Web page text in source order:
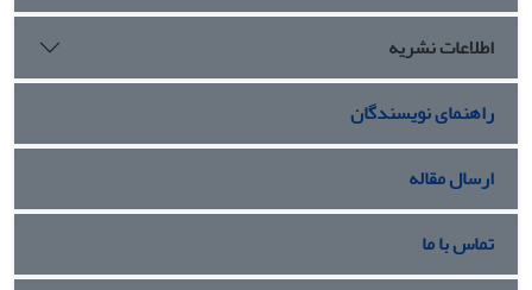
اطلاعات نشریه
راهنمای نویسندگان
ارسال مقاله
تماس با ما